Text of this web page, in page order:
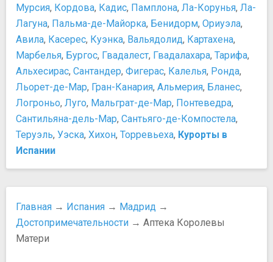
Фонтан Падший ангел
Спортивные сооружения
Стадион Сантьяго Бернабеу
Театры и концертные залы
Королевская консерватория Мадрида
Королевский театр
Храмы, соборы, монастыри
Королевский собор св.Франциска Великого
Монастырь Дескальсас Реалес
Монастырь Энкарнасьон
Пустынь Святого Антония Флоридского
Собор Альмудена
Церковь Сан Николас
Церковь Сан-Андрес
Церковь Сан-Херонимо-эль-Реаль
Христофор Колумб
​Веласкес Диего
​Мигель де Сервантес Сааведра
​Франсиско Хосе де Гойя-и-Лусиентес
Развлечения и отдых
Город развлечений
Коррида - люди сражаются против огромных быков
Лучшие рестораны
Ночные клубы
Путешествие с детьми
Фламенко - потрясающее представление
Покупки
DIVA: Tax free теперь легко и быстро!
Как добраться из Мадрида в Аутлет центр Las Rozas
Village
Когда распродажи в Испании
Мурсия, Кордова, Кадис, Памплона, Ла-Корунья, Ла-
Лагуна, Пальма-де-Майорка, Бенидорм, Ориуэла,
Авила, Касерес, Куэнка, Вальядолид, Картахена,
Марбелья, Бургос, Гвадалест, Гвадалахара, Тарифа,
Альхесирас, Сантандер, Фигерас, Калелья, Ронда,
Льорет-де-Мар, Гран-Канария, Альмерия, Бланес,
Логроньо, Луго, Мальграт-де-Мар, Понтеведра,
Сантильяна-дель-Мар, Сантьяго-де-Компостела,
Теруэль, Уэска, Хихон, Торревьеха, Курорты в
Испании
Главная → Испания → Мадрид →
Достопримечательности → Аптека Королевы
Матери